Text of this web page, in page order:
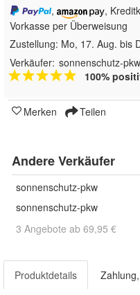
,
,
Vorkasse per Überweisung
Zustellung: Mo, 17. Aug. bis
Verkäufer: sonnenschutz-pkw
100%
Merken Teilen
Andere Verkäufer
sonnenschutz-pkw
sonnenschutz-pkw
3 Angebote ab 69,95 €
Produktdetails